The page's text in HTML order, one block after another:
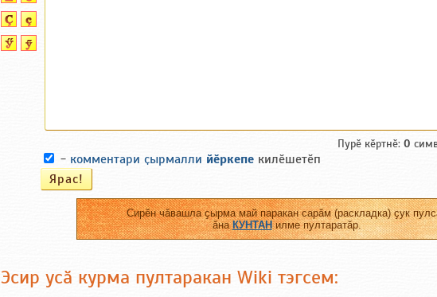
Пурӗ кӗртнӗ: 0
- комментари ҫырмалли йӗркепе килӗшетӗп
Сирӗн чӑвашла ҫырма май паракан сарӑм (раскладка) ҫук
ӑнаКУНТАНилме пултаратӑр.
Эсир усӑ курма пултаракан Wiki тэгсем: